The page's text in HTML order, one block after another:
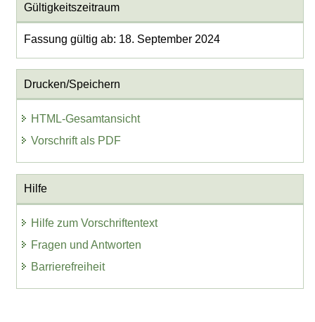
Gültigkeitszeitraum
Fassung gültig ab: 18. September 2024
Drucken/Speichern
HTML-Gesamtansicht
Vorschrift als PDF
Hilfe
Hilfe zum Vorschriftentext
Fragen und Antworten
Barrierefreiheit